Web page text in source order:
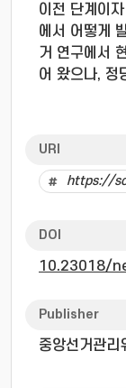
이전 단계이
에서 어떻게
거 연구에서
어 왔으나, 정
현직자의 이
대 주요 정당
에서 도전자
의 정향이 현
앙당의 전략
직 효과의 상
따른 현직 효
않았으며, 이
URI
https://
DOI
10.23018/
Publisher
중앙선거관리